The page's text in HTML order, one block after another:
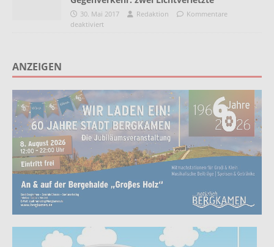
30. Mai 2017 Redaktion
Kommentare
deaktiviert
ANZEIGEN